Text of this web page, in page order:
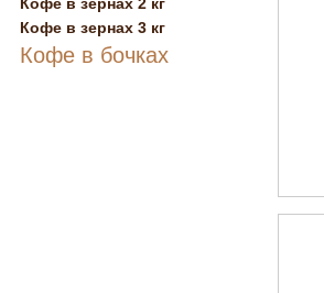
Кофе в зернах 3 кг
Кофе в бочках